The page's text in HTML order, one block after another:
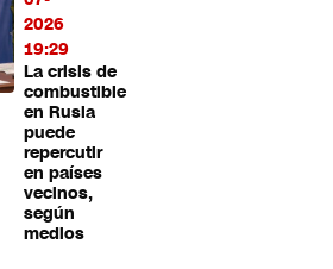
2026
19:29
La crisis de
combustible
en Rusia
puede
repercutir
en países
vecinos,
según
medios